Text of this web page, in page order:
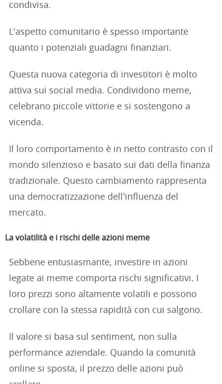
condivisa.
L'aspetto comunitario è spesso importante
quanto i potenziali guadagni finanziari.
Questa nuova categoria di investitori è molto
attiva sui social media. Condividono meme,
celebrano piccole vittorie e si sostengono a
vicenda.
Il loro comportamento è in netto contrasto con il
mondo silenzioso e basato sui dati della finanza
tradizionale. Questo cambiamento rappresenta
una democratizzazione dell'influenza del
mercato.
La volatilità e i rischi delle azioni meme
Sebbene entusiasmante, investire in azioni
legate ai meme comporta rischi significativi. I
loro prezzi sono altamente volatili e possono
crollare con la stessa rapidità con cui salgono.
Il valore si basa sul sentiment, non sulla
performance aziendale. Quando la comunità
online si sposta, il prezzo delle azioni può